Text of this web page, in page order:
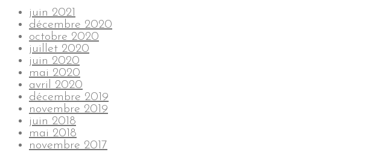
juin 2021
décembre 2020
octobre 2020
juillet 2020
juin 2020
mai 2020
avril 2020
décembre 2019
novembre 2019
juin 2018
mai 2018
novembre 2017